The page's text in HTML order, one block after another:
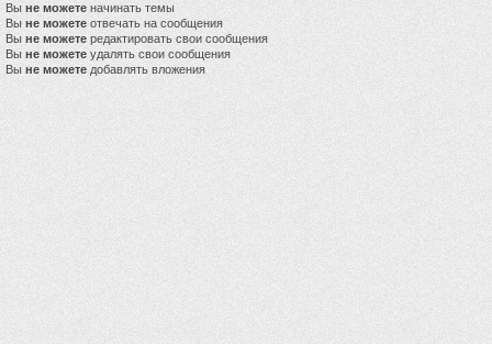
Вы не можете начинать темы
Вы не можете отвечать на сообщения
Вы не можете редактировать свои сообщения
Вы не можете удалять свои сообщения
Вы не можете добавлять вложения